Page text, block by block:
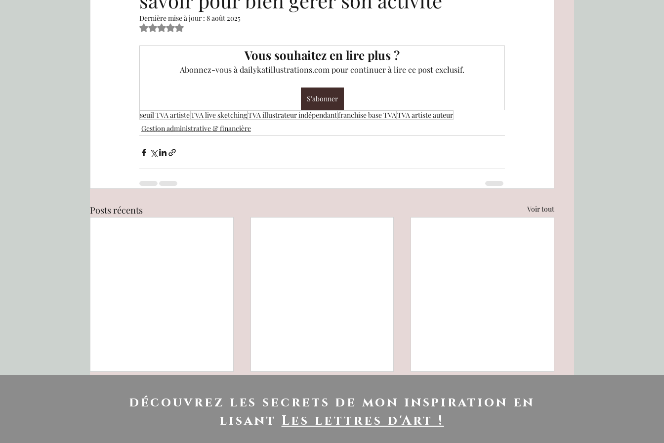
Gestion administrative & financière
Rencontre avec... Presse Surprise Dates disponibles Bee-Book
Espace réservé aux Alumnis Guide pour artistes : accès libre
Dernière mise à jour : 8 août 2025
Noté NaN étoiles sur 5.
Vous souhaitez en lire plus ?
Abonnez-vous à dailykatillustrations.com pour continuer à lire ce post exclusif.
S'abonner
seuil TVA artisteTVA live sketchingTVA illustrateur indépendantfranchise base TVATVA artiste auteur
Gestion administrative & financière
Posts récents Voir tout
découvrez les secrets de mon inspiration en
lisantLes lettres d'Art !